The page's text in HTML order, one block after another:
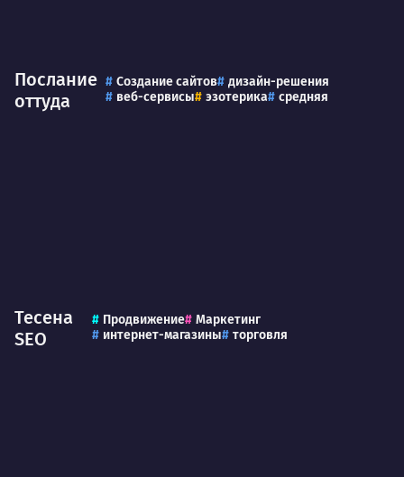
Послание
оттуда
Создание сайтов
дизайн-решения
веб-сервисы
эзотерика средняя
Тесена
SEO
Продвижение
Маркетинг
интернет-магазины
торговля